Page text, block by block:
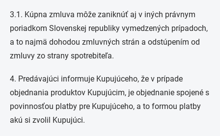
3.1. Kúpna zmluva môže zaniknúť aj v iných právnym
poriadkom Slovenskej republiky vymedzených prípadoch,
a to najmä dohodou zmluvných strán a odstúpením od
zmluvy zo strany spotrebiteľa.
4. Predávajúci informuje Kupujúceho, že v prípade
objednania produktov Kupujúcim, je objednanie spojené s
povinnosťou platby pre Kupujúceho, a to formou platby
akú si zvolil Kupujúci.